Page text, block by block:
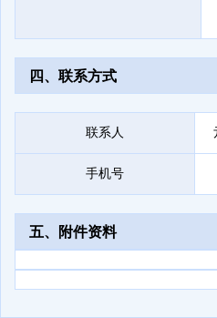
四、联系方式
联系人
手机号
五、附件资料